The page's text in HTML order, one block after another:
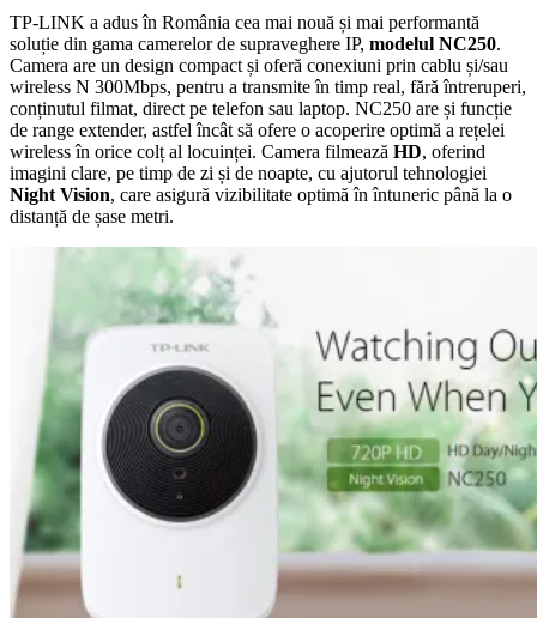
TP-LINK a adus în România cea mai nouă și mai performantă
soluție din gama camerelor de supraveghere IP, modelul NC250.
Camera are un design compact și oferă conexiuni prin cablu și/sau
wireless N 300Mbps, pentru a transmite în timp real, fără întreruperi,
conținutul filmat, direct pe telefon sau laptop. NC250 are și funcție
de range extender, astfel încât să ofere o acoperire optimă a rețelei
wireless în orice colț al locuinței. Camera filmează HD, oferind
imagini clare, pe timp de zi și de noapte, cu ajutorul tehnologiei
Night Vision, care asigură vizibilitate optimă în întuneric până la o
distanță de șase metri.